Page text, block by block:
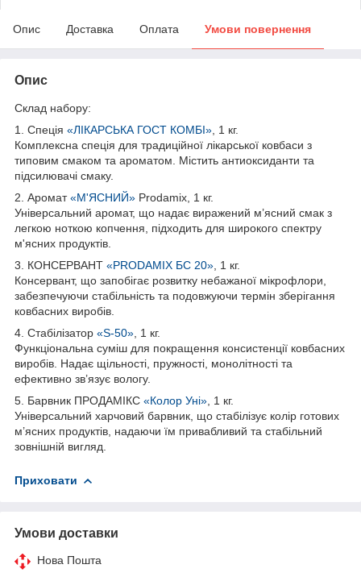
Опис Доставка Оплата Умови повернення
Опис
Склад набору:
1. Спеція «ЛІКАРСЬКА ГОСТ КОМБІ» , 1 кг.
Комплексна спеція для традиційної лікарської ковбаси з
типовим смаком та ароматом. Містить антиоксиданти та
підсилювачі смаку.
2. Аромат«М'ЯСНИЙ» Prodamix, 1 кг.
Універсальний аромат, що надає виражений м’ясний смак з
легкою ноткою копчення, підходить для широкого спектру
м'ясних продуктів.
3. КОНСЕРВАНТ «PRODAMIX БС 20» , 1 кг.
Консервант, що запобігає розвитку небажаної мікрофлори,
забезпечуючи стабільність та подовжуючи термін зберігання
ковбасних виробів.
4. Стабілізатор «S-50» , 1 кг.
Функціональна суміш для покращення консистенції ковбасних
виробів. Надає щільності, пружності, монолітності та
ефективно зв’язує вологу.
5. Барвник ПРОДАМІКС «Колор Уні» , 1 кг.
Універсальний харчовий барвник, що стабілізує колір готових
м’ясних продуктів, надаючи їм привабливий та стабільний
зовнішній вигляд.
Приховати
Умови доставки
Нова Пошта